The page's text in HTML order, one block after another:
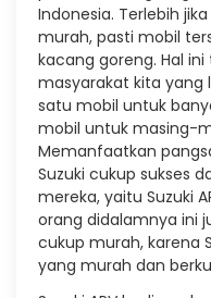
Indonesia. Terlebih
murah, pasti mobil
kacang goreng. Hal
masyarakat kita yang
satu mobil untuk
mobil untuk masing-
Memanfaatkan
Suzuki cukup sukses
mereka, yaitu Suzuki
orang didalamnya ini
cukup murah, karena
yang murah dan